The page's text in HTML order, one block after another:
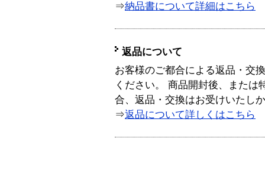
⇒納品書について詳細はこちら
返品について
お客様のご都合による返品・交
ください。 商品開封後、または
合、返品・交換はお受けいたし
⇒返品について詳しくはこちら